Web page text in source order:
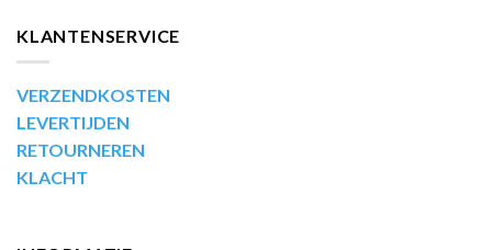
KLANTENSERVICE
VERZENDKOSTEN
LEVERTIJDEN
RETOURNEREN
KLACHT